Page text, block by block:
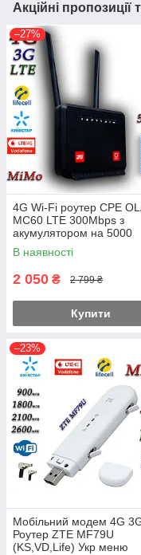
Акційні пропозиції
–27%
4G Wi-Fi роутер CPE
MC60 LTE 300Mbps з
акумулятором на 5000
мА·год Укр-New 2026
В наявності
2 050 ₴ 2 799 ₴
Купити
–23%
Мобільний модем 4G
Роутер ZTE MF79U
(KS,VD,Life) Укр меню